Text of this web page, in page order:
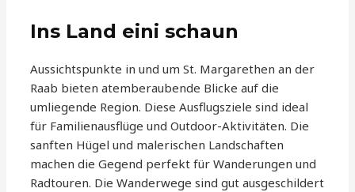
Ins Land eini schaun
Aussichtspunkte in und um St. Margarethen an der
Raab bieten atemberaubende Blicke auf die
umliegende Region. Diese Ausflugsziele sind ideal
für Familienausflüge und Outdoor-Aktivitäten. Die
sanften Hügel und malerischen Landschaften
machen die Gegend perfekt für Wanderungen und
Radtouren. Die Wanderwege sind gut ausgeschildert